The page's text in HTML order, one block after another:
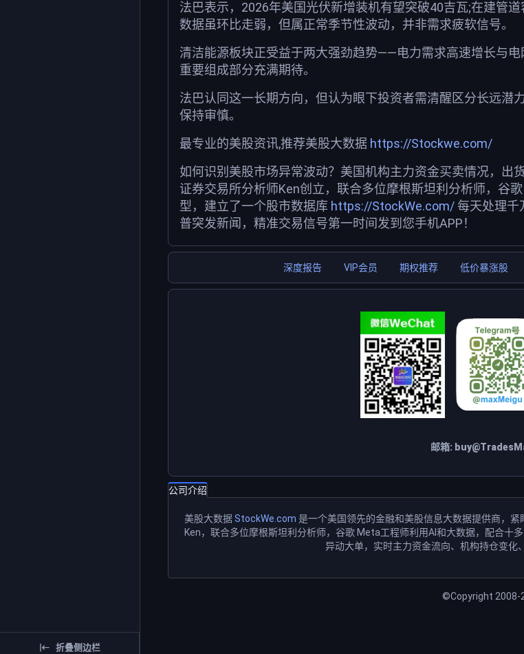
折叠侧边栏
法巴表示，2026年美国光伏新增装机有望突破40吉瓦;在建管
数据虽环比走弱，但属正常季节性波动，并非需求疲软信号。
清洁能源板块正受益于两大强劲趋势——电力需求高速增长与
重要组成部分充满期待。
法巴认同这一长期方向，但认为眼下投资者需清醒区分长远潜
保持审慎。
最专业的美股资讯,推荐美股大数据 https://Stockwe.com/
如何识别美股市场异常波动？美国机构主力资金买卖情况，出
证券交易所分析师Ken创立，联合多位摩根斯坦利分析师，谷
型，建立了一个股市数据库 https://StockWe.com/每天处理千
普突发新闻，精准交易信号第一时间发到您手机APP！
深度报告 VIP会员 期权推荐 低价暴涨股
邮箱:
公司介绍
美股大数据StockWe.com 是一个美国领先的金融和美股信息大数据提供商，
Ken，联合多位摩根斯坦利分析师，谷歌 Meta工程师利用AI和大数据，配合十
异动大单，实时主力资金流向、机构持仓变化
©Copyright 2008-